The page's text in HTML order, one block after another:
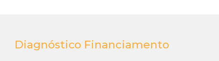
Diagnóstico Financiamento